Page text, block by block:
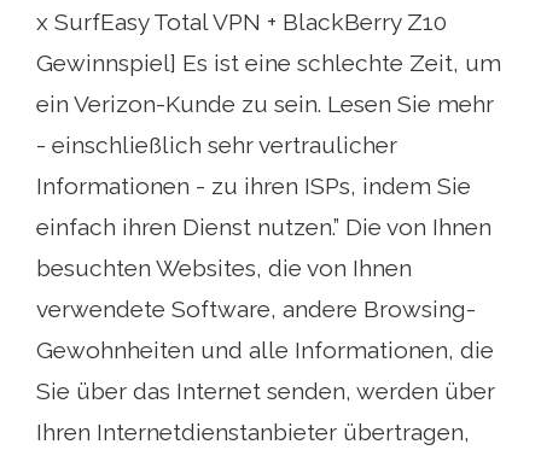
x SurfEasy Total VPN + BlackBerry Z10
Gewinnspiel] Es ist eine schlechte Zeit, um
ein Verizon-Kunde zu sein. Lesen Sie mehr
- einschließlich sehr vertraulicher
Informationen - zu ihren ISPs, indem Sie
einfach ihren Dienst nutzen.” Die von Ihnen
besuchten Websites, die von Ihnen
verwendete Software, andere Browsing-
Gewohnheiten und alle Informationen, die
Sie über das Internet senden, werden über
Ihren Internetdienstanbieter übertragen,